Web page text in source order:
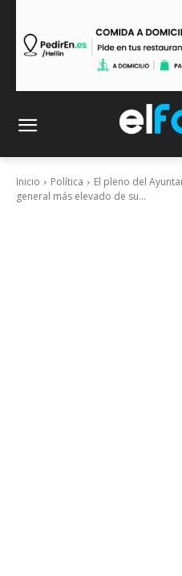
Inicio Política
El pleno del
general más elevado de su...